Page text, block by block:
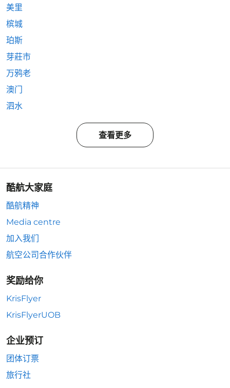
美里
槟城
珀斯
芽莊市
万鸦老
澳门
泗水
查看更多
酷航大家庭
酷航精神
Media centre
加入我们
航空公司合作伙伴
奖励给你
KrisFlyer
KrisFlyerUOB
企业预订
团体订票
旅行社